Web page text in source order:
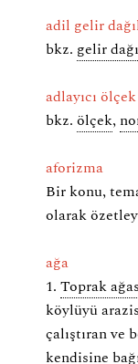
adil gelir
bkz. gelir
adlayıcı ölçek
bkz. ölçek,
aforizma
Bir konu,
olarak
ağa
1. Toprak
köylüyü
çalıştıran ve
kendisine